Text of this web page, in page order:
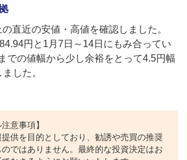
直近の安値・高値を確認しました。
円と1月7日～14日にもみ合ってい
での値幅から少し余裕をとって4.5円幅
した。
意事項】
提供を目的としており、勧誘や売買の推奨
ではありません。最終的な投資決定はお